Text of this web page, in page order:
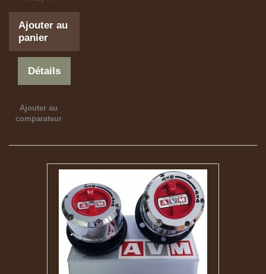
Ajouter au
panier
Détails
Ajouter au
comparateur